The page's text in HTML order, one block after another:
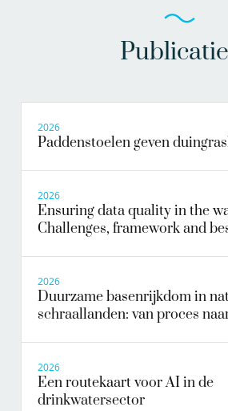
2026
Paddenstoelen geven
2026
Ensuring data quality in the
Challenges, framework and
2026
Duurzame basenrijkdom in
schraallanden: van proces
2026
Een routekaart voor AI in de
drinkwatersector